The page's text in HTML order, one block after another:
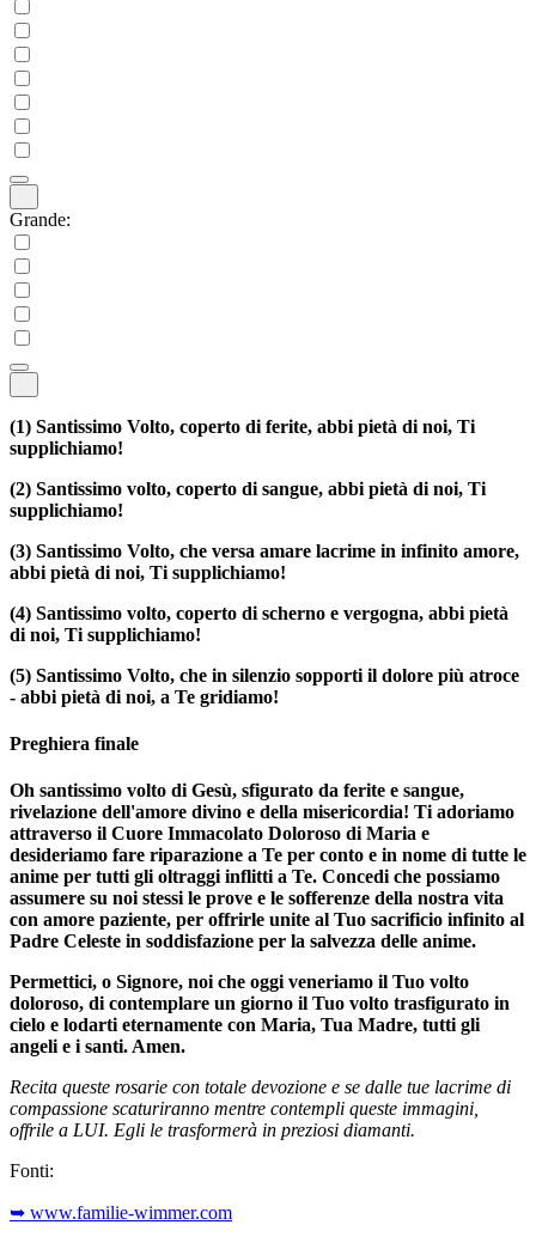
Grande:
(1) Santissimo Volto, coperto di ferite, abbi pietà di noi, Ti
supplichiamo!
(2) Santissimo volto, coperto di sangue, abbi pietà di noi, Ti
supplichiamo!
(3) Santissimo Volto, che versa amare lacrime in infinito amore,
abbi pietà di noi, Ti supplichiamo!
(4) Santissimo volto, coperto di scherno e vergogna, abbi pietà
di noi, Ti supplichiamo!
(5) Santissimo Volto, che in silenzio sopporti il dolore più atroce
- abbi pietà di noi, a Te gridiamo!
Preghiera finale
Oh santissimo volto di Gesù, sfigurato da ferite e sangue,
rivelazione dell'amore divino e della misericordia! Ti adoriamo
attraverso il Cuore Immacolato Doloroso di Maria e
desideriamo fare riparazione a Te per conto e in nome di tutte le
anime per tutti gli oltraggi inflitti a Te. Concedi che possiamo
assumere su noi stessi le prove e le sofferenze della nostra vita
con amore paziente, per offrirle unite al Tuo sacrificio infinito al
Padre Celeste in soddisfazione per la salvezza delle anime.
Permettici, o Signore, noi che oggi veneriamo il Tuo volto
doloroso, di contemplare un giorno il Tuo volto trasfigurato in
cielo e lodarti eternamente con Maria, Tua Madre, tutti gli
angeli e i santi. Amen.
Recita queste rosarie con totale devozione e se dalle tue lacrime di
compassione scaturiranno mentre contempli queste immagini,
offrile a LUI. Egli le trasformerà in preziosi diamanti.
Fonti:
➥ www.familie-wimmer.com